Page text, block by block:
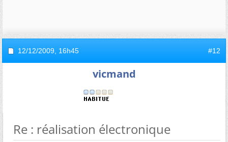
12/12/2009, 16h45 #12
vicmand
Re : réalisation électronique